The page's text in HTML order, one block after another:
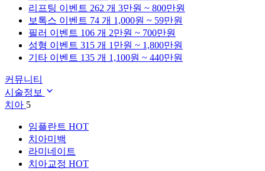
리프팅 이벤트 262 개 3만원 ~ 800만원
보톡스 이벤트 74 개 1,000원 ~ 59만원
필러 이벤트 106 개 2만원 ~ 700만원
성형 이벤트 315 개 1만원 ~ 1,800만원
기타 이벤트 135 개 1,100원 ~ 440만원
커뮤니티
시술정보
치아 5
임플란트 HOT
치아미백
라미네이트
치아교정 HOT